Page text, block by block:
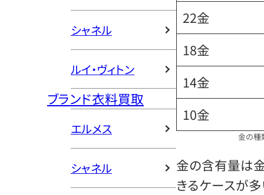
シャネル
ルイ・ヴィトン
ブランド衣料買取
エルメス
シャネル
22金
18金
14金
10金
金の種
金の含有量は
きるケースが